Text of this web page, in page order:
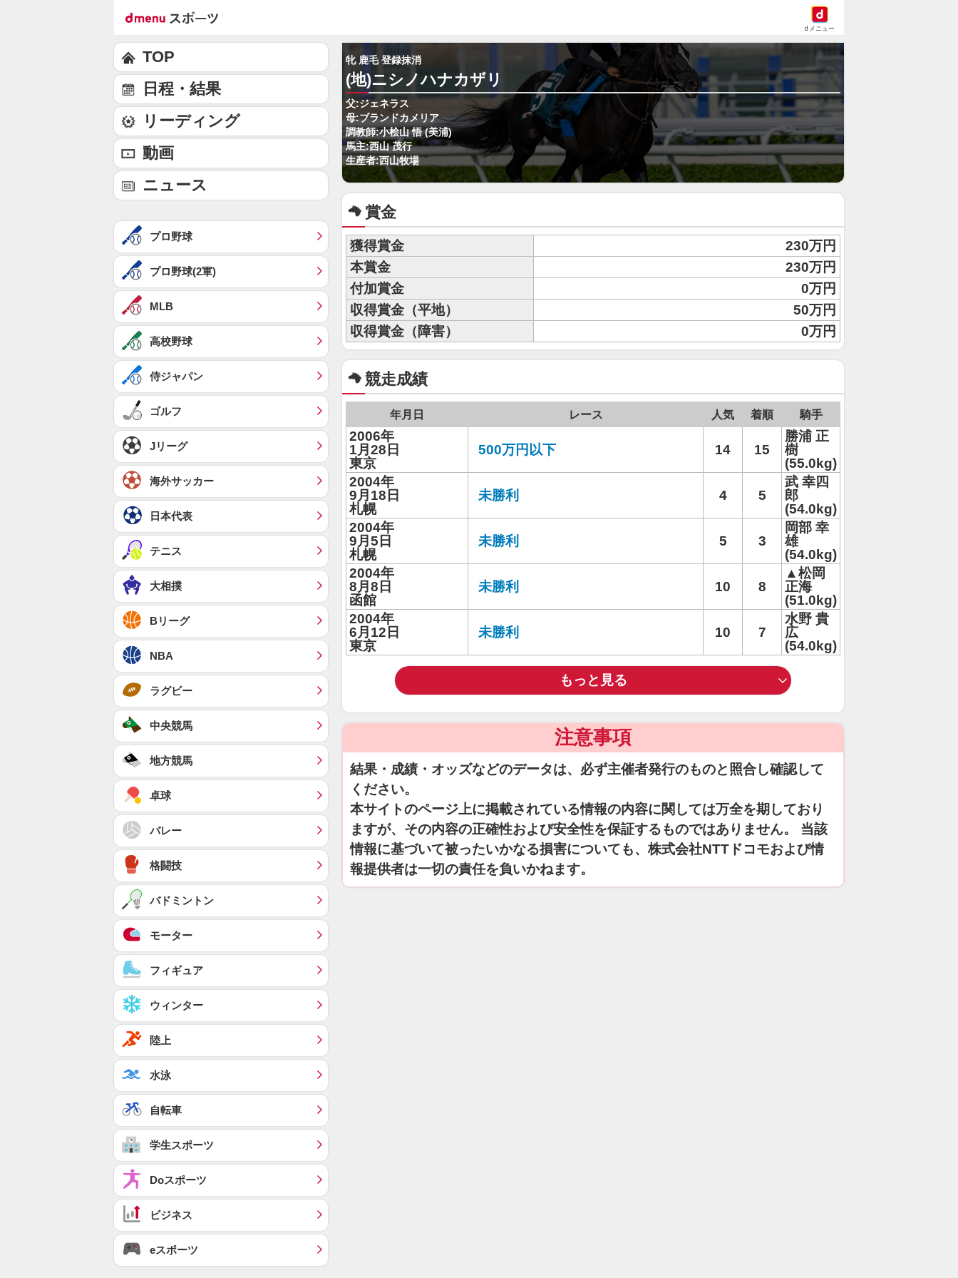
dメニュー
牝 鹿毛 登録抹消
(地)ニシノハナカザリ
父:ジェネラス
母:ブランドカメリア
調教師:小桧山 悟 (美浦)
馬主:西山 茂行
生産者:西山牧場
賞金
獲得賞金
230万円
本賞金
230万円
付加賞金
0万円
収得賞金（平地）
50万円
収得賞金（障害）
0万円
競走成績
年月日 レース 人気 着順 騎手
2006年
1月28日
東京
500万円以下 14 15
勝浦 正
樹
(55.0kg)
2004年
9月18日
札幌
未勝利 4 5
武 幸四
郎
(54.0kg)
2004年
9月5日
札幌
未勝利 5 3
岡部 幸
雄
(54.0kg)
2004年
8月8日
函館
未勝利 10 8
▲松岡
正海
(51.0kg)
2004年
6月12日
東京
未勝利 10 7
水野 貴
広
(54.0kg)
もっと見る
注意事項
結果・成績・オッズなどのデータは、必ず主催者発行のものと照合し確認して
ください。
本サイトのページ上に掲載されている情報の内容に関しては万全を期しており
ますが、その内容の正確性および安全性を保証するものではありません。 当該
情報に基づいて被ったいかなる損害についても、株式会社NTTドコモおよび情
報提供者は一切の責任を負いかねます。
TOP
日程・結果
リーディング
動画
ニュース
プロ野球
プロ野球(2軍)
MLB
高校野球
侍ジャパン
ゴルフ
Jリーグ
海外サッカー
日本代表
テニス
大相撲
Bリーグ
NBA
ラグビー
中央競馬
地方競馬
卓球
バレー
格闘技
バドミントン
モーター
フィギュア
ウィンター
陸上
水泳
自転車
学生スポーツ
Doスポーツ
ビジネス
eスポーツ